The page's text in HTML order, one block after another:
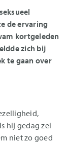
de ervaring
kortgeleden
zich bij
te gaan over
hij gedag zei
niet zo goed